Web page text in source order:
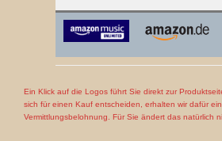
Ein Klick auf die Logos führt Sie direkt zur
sich für einen Kauf entscheiden, erhalten wir dafür
Vermittlungsbelohnung. Für Sie ändert das natürlich